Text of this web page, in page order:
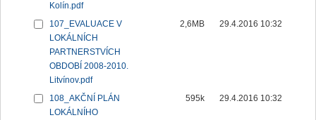
Kolín.pdf
107_EVALUACE V
LOKÁLNÍCH
PARTNERSTVÍCH
OBDOBÍ 2008-2010.
Litvínov.pdf
2,6MB 29.4.2016 10:32
108_AKČNÍ PLÁN
LOKÁLNÍHO
595k 29.4.2016 10:32